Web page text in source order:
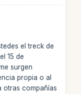
el treck de
15 de
surgen
propia o al
otras compañías